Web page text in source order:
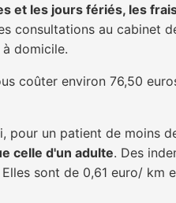
et les jours fériés, les
consultations au cabinet
domicile.
coûter environ 76,50
un patient de moins
celle d'un adulte. Des
sont de 0,61 euro/ km